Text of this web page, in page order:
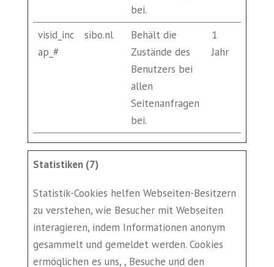
bei.
visid_inc
ap_#
sibo.nl
Behält die
Zustände des
Benutzers bei
allen
Seitenanfragen
bei.
1
Jahr
Statistiken (7)
Statistik-Cookies helfen Webseiten-Besitzern
zu verstehen, wie Besucher mit Webseiten
interagieren, indem Informationen anonym
gesammelt und gemeldet werden. Cookies
ermöglichen es uns, , Besuche und den